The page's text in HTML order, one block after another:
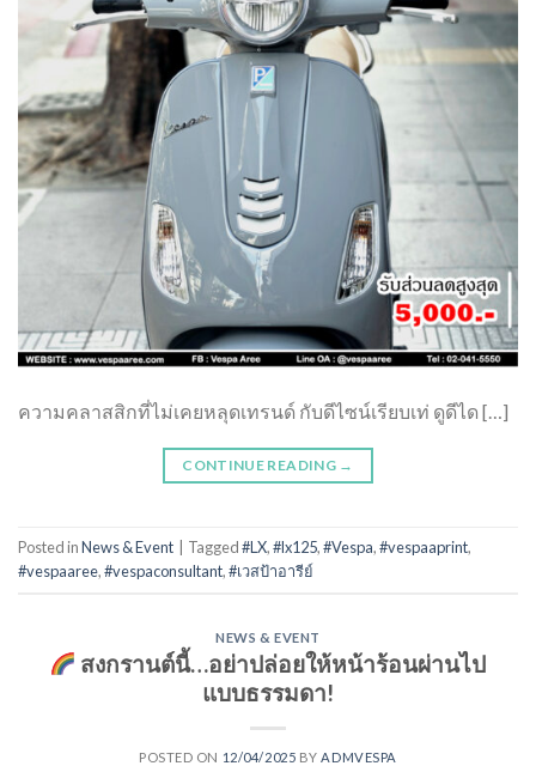
ความคลาสสิกที่ไม่เคยหลุดเทรนด์ กับดีไซน์เรียบเท่ ดูดีได […]
CONTINUE READING →
Posted inNews & Event Tagged#LX,#lx125,#Vespa,#vespaaprint,
#vespaaree,#vespaconsultant,#เวสป้าอารีย์
NEWS & EVENT
สงกรานต์นี้…อย่าปล่อยให้หน้าร้อนผ่านไป
แบบธรรมดา!
POSTED ON 12/04/2025 BYADMVESPA